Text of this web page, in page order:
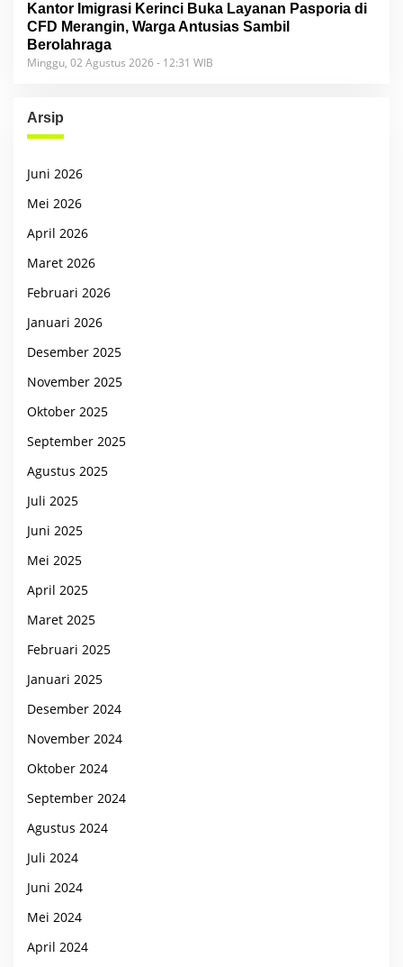
Kantor Imigrasi Kerinci Buka Layanan Pasporia di
CFD Merangin, Warga Antusias Sambil
Berolahraga
Minggu, 02 Agustus 2026 - 12:31 WIB
Arsip
Juni 2026
Mei 2026
April 2026
Maret 2026
Februari 2026
Januari 2026
Desember 2025
November 2025
Oktober 2025
September 2025
Agustus 2025
Juli 2025
Juni 2025
Mei 2025
April 2025
Maret 2025
Februari 2025
Januari 2025
Desember 2024
November 2024
Oktober 2024
September 2024
Agustus 2024
Juli 2024
Juni 2024
Mei 2024
April 2024